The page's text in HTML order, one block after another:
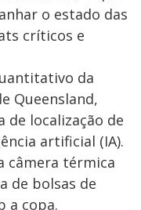
o estado das
críticos e
da
Queensland,
de localização de
artificial (IA).
câmera térmica
de bolsas de
a copa.